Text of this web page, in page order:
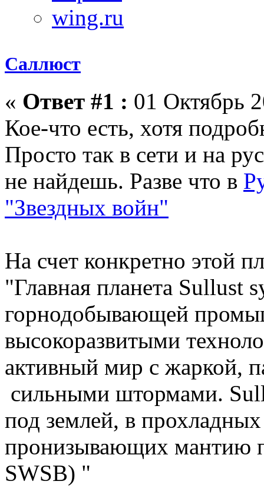
Саллюст
« Ответ #1 : 01 Октябрь
Кое-что есть, хотя
Просто так в сети и на
не найдешь. Разве что в
"Звездных войн"
На счет конкретно этой
"Главная планета Sullust
горнодобывающей
высокоразвитыми
активный мир с жаркой,
сильными штормами.
под землей, в
пронизывающих мантию
SWSB) "